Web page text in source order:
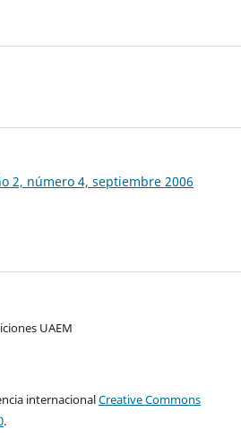
2, número 4, septiembre 2006
UAEM
internacionalCreative Commons
.